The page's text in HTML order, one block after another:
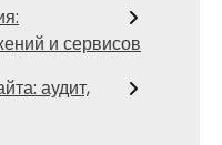
и сервисов
аудит,